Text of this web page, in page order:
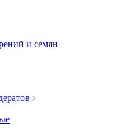
и семян